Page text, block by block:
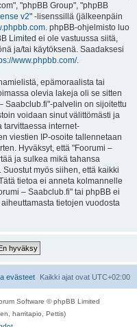
"phpBB Group", "phpBB
v2" -lisenssillä (jälkeenpäin
. phpBB-ohjelmisto luo
Limited ei ole vastuussa siitä,
ja/tai käytöksenä. Saadaksesi
www.phpbb.com/.
epämoraalista tai
olevia lakeja oli se sitten
Saabclub.fi"-palvelin on sijoitettu
voidaan sinut välittömästi ja
tarvittaessa internet-
viestien IP-osoite tallennetaan
Hyväksyt, että "Foorumi –
ja sulkea mikä tahansa
myös siihen, että kaikki
tietoa ei anneta kolmannelle
– Saabclub.fi" tai phpBB ei
tietojen vuodosta
Kaikki ajat ovat UTC+02:00
evästeet
Software © phpBB Limited
harritapio, Pettis)